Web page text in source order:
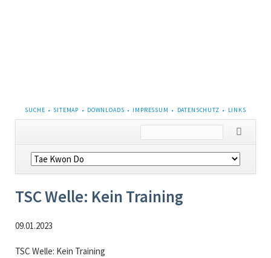
NAVIGATION
ÜBERSPRINGEN
SUCHE SITEMAP DOWNLOADS IMPRESSUM DATENSCHUTZ LINKS
Navigation
überspringen
TSC Welle: Kein Training
09.01.2023
TSC Welle: Kein Training